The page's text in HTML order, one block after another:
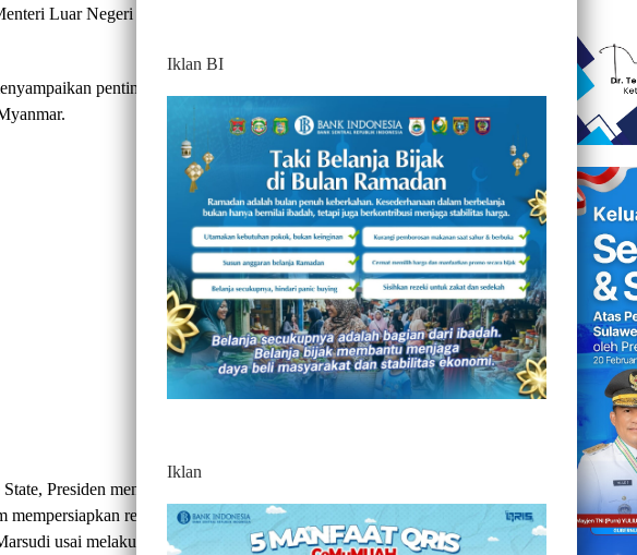
Luar Negeri Thailand Don Pramudwinai di Istana Merdeka, Jakarta
pentingnya konsep kerja sama Indo-Pasifik terkait nasib muslim
Presiden menyampaikan pentingnya keterlibatan ASEAN dalam
repatriasi yang sukarela, damai, dan bermartabat,” kata
usai melakukan pertemuan di Istana Merdeka, Jakara Pusat, Rabu
Iklan BI
Iklan